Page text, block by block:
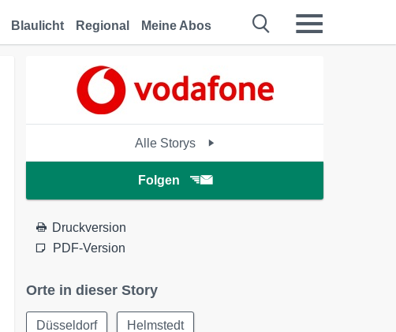
Blaulicht Regional Meine Abos
Alle Storys
Folgen
Druckversion
PDF-Version
Orte in dieser Story
Düsseldorf Helmstedt